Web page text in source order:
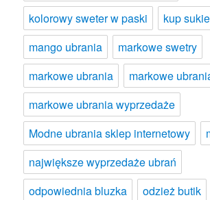
kolorowy sweter w paski
kup
mango ubrania
markowe swetry
markowe ubrania
markowe
markowe ubrania wyprzedaże
Modne ubrania sklep internetowy
największe wyprzedaże ubrań
odpowiednia bluzka
odzież butik